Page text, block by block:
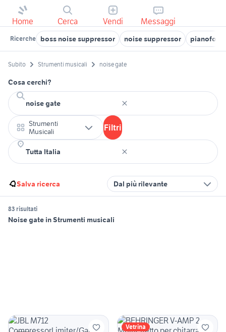
Home Cerca Vendi Messaggi
Ricerche boss noise suppressor noise suppressor
Subito Strumenti musicali noise gate
Cosa cerchi?
Strumenti
Musicali
Filtri
Salva ricerca Dal più rilevante
83 risultati
Noise gate in Strumenti musicali
Vetrina